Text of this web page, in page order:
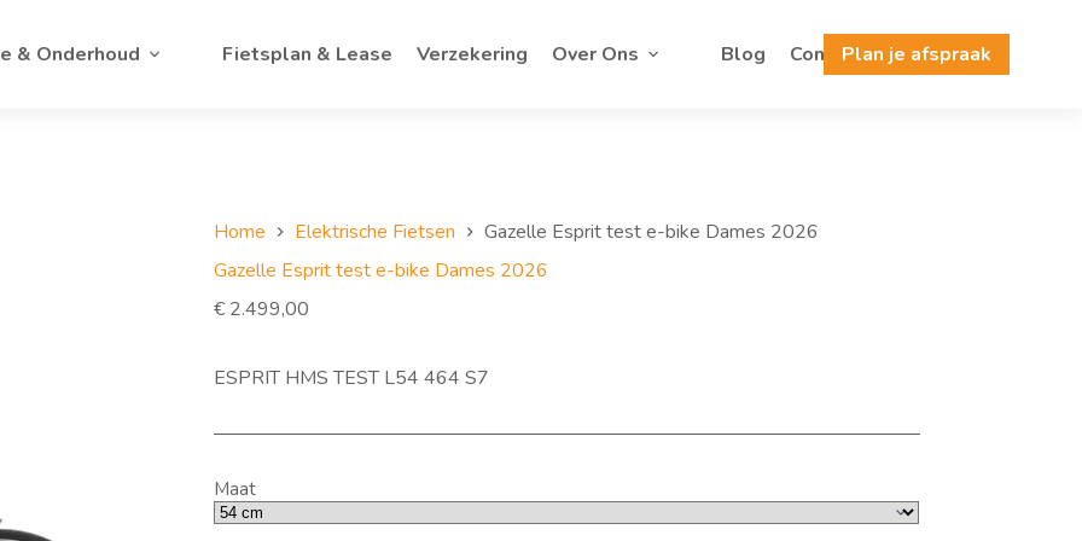
& Onderhoud Fietsplan & Lease Verzekering Over Ons Blog ContactPlan je afspraak
Home Elektrische Fietsen
Gazelle Esprit test e-bike Dames 2026
Gazelle Esprit test e-bike Dames 2026
€2.499,00
ESPRIT HMS TEST L54 464 S7
Maat